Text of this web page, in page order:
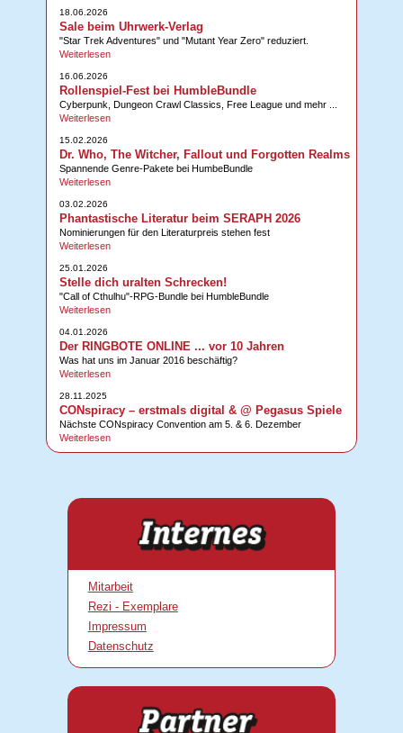
18.06.2026
Sale beim Uhrwerk-Verlag
"Star Trek Adventures" und "Mutant Year Zero" reduziert.
Weiterlesen
16.06.2026
Rollenspiel-Fest bei HumbleBundle
Cyberpunk, Dungeon Crawl Classics, Free League und mehr ...
Weiterlesen
15.02.2026
Dr. Who, The Witcher, Fallout und Forgotten Realms
Spannende Genre-Pakete bei HumbeBundle
Weiterlesen
03.02.2026
Phantastische Literatur beim SERAPH 2026
Nominierungen für den Literaturpreis stehen fest
Weiterlesen
25.01.2026
Stelle dich uralten Schrecken!
"Call of Cthulhu"-RPG-Bundle bei HumbleBundle
Weiterlesen
04.01.2026
Der RINGBOTE ONLINE ... vor 10 Jahren
Was hat uns im Januar 2016 beschäftig?
Weiterlesen
28.11.2025
CONspiracy – erstmals digital & @ Pegasus Spiele
Nächste CONspiracy Convention am 5. & 6. Dezember
Weiterlesen
Mitarbeit
Rezi - Exemplare
Impressum
Datenschutz